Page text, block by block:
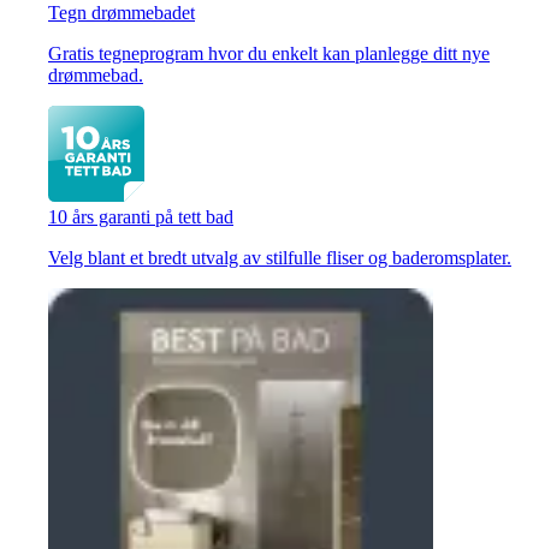
Tegn drømmebadet
Gratis tegneprogram hvor du enkelt kan planlegge ditt nye
drømmebad.
10 års garanti på tett bad
Velg blant et bredt utvalg av stilfulle fliser og baderomsplater.